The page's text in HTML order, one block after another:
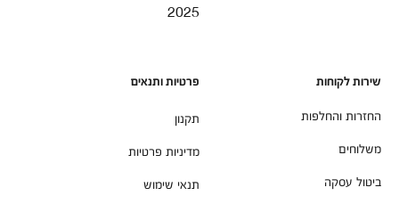
2025
שירות לקוחות
החזרות והחלפות
משלוחים
ביטול עסקה
פרטיות ותנאים
תקנון
מדיניות פרטיות
תנאי שימוש